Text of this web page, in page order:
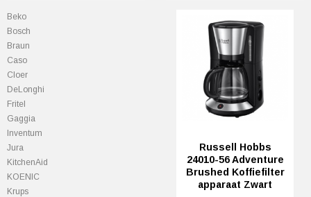
Beko
Bosch
Braun
Caso
Cloer
DeLonghi
Fritel
Gaggia
Inventum
Jura
KitchenAid
KOENIC
Krups
Russell Hobbs
24010-56 Adventure
Brushed Koffiefilter
apparaat Zwart